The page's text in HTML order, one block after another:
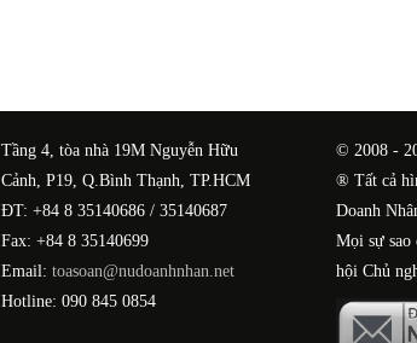
Tầng 4, tòa nhà 19M Nguyễn Hữu
Cảnh, P19, Q.Bình Thạnh, TP.HCM
ĐT: +84 8 35140686 / 35140687
Fax: +84 8 35140699
Email: toasoan@nudoanhnhan.net
Hotline: 090 845 0854
© 2008 -
® Tất cả
Doanh
Mọi sự sao
hội Chủ